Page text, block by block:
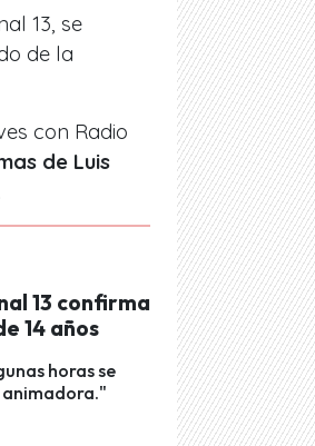
13, se
de la
con Radio
de Luis
13 confirma
14 años
horas se